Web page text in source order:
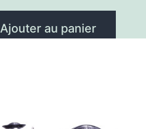
Ajouter au panier